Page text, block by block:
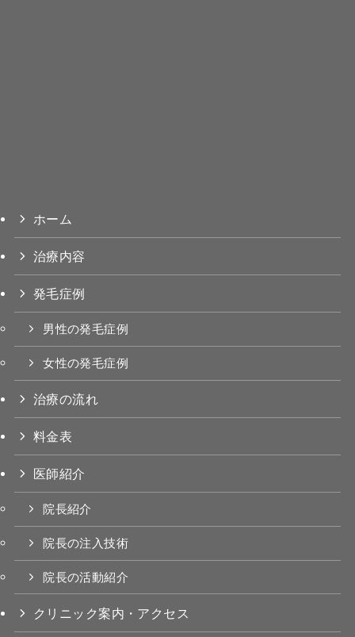
ホーム
治療内容
発毛症例
男性の発毛症例
女性の発毛症例
治療の流れ
料金表
医師紹介
院長紹介
院長の注入技術
院長の活動紹介
クリニック案内・アクセス